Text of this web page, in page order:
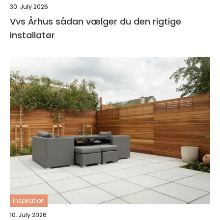
30. July 2026
Vvs Århus sådan vælger du den rigtige
installatør
inspiration
10. July 2026